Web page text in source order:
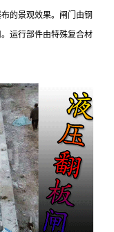
的景观效果。闸门由钢
运行部件由特殊复合材